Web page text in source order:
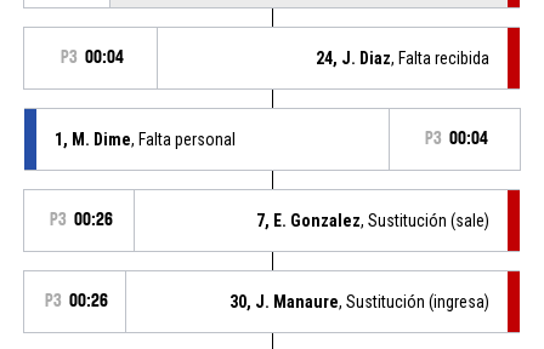
P3 00:04 24, J. Diaz, Falta recibida
1, M. Dime, Falta personal P3 00:04
P3 00:26 7, E. Gonzalez, Sustitución (sale)
P3 00:26 30, J. Manaure, Sustitución (ingresa)